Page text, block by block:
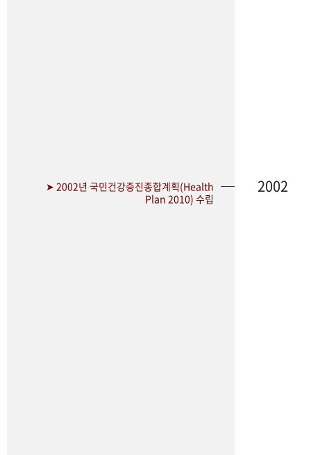
➤ 2002년 국민건강증진종합계획(Health
Plan 2010) 수립
2002